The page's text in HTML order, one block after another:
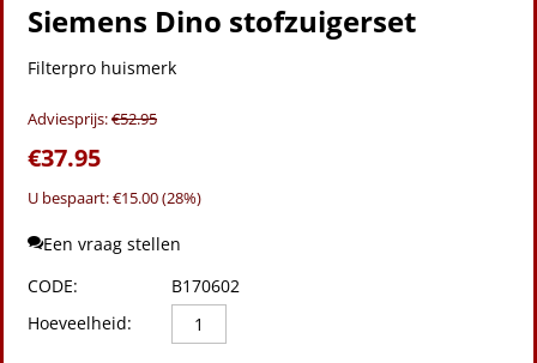
Siemens Dino stofzuigerset
Filterpro huismerk
Adviesprijs:€52.95
€37.95
U bespaart: €15.00(28%)
Een vraag stellen
CODE:
B170602
Hoeveelheid: